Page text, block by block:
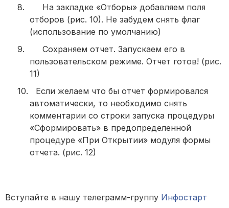
8.
На закладке «Отборы» добавляем поля
отборов (рис. 10). Не забудем снять флаг
(использование по умолчанию)
9.
Сохраняем отчет. Запускаем его в
пользовательском режиме. Отчет готов! (рис.
11)
10.
Если желаем что бы отчет формировался
автоматически, то необходимо снять
комментарии со строки запуска процедуры
«Сформировать» в предопределенной
процедуре «При Открытии» модуля формы
отчета. (рис. 12)
Вступайте в нашу телеграмм-группу Инфостарт